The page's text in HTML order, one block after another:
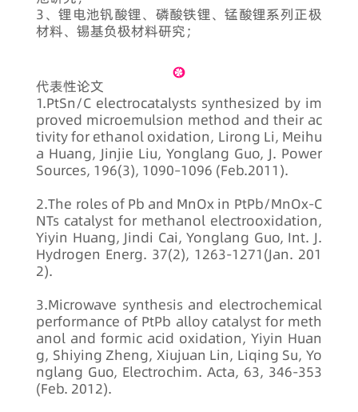
3、锂电池钒酸锂、磷酸铁锂、锰酸锂系列正极
材料、锡基负极材料研究；
代表性论文
1.PtSn/C electrocatalysts synthesized by im
proved microemulsion method and their ac
tivity for ethanol oxidation, Lirong Li, Meihu
a Huang, Jinjie Liu, Yonglang Guo, J. Power
Sources, 196(3), 1090–1096 (Feb.2011).
2.The roles of Pb and MnOx in PtPb/MnOx-C
NTs catalyst for methanol electrooxidation,
Yiyin Huang, Jindi Cai, Yonglang Guo, Int. J.
Hydrogen Energ. 37(2), 1263-1271(Jan. 201
2).
3.Microwave synthesis and electrochemical
performance of PtPb alloy catalyst for meth
anol and formic acid oxidation, Yiyin Huan
g, Shiying Zheng, Xiujuan Lin, Liqing Su, Yo
nglang Guo, Electrochim. Acta, 63, 346-353
(Feb. 2012).